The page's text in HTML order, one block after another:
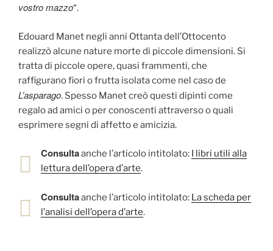
vostro mazzo“.
Edouard Manet negli anni Ottanta dell’Ottocento
realizzò alcune nature morte di piccole dimensioni. Si
tratta di piccole opere, quasi frammenti, che
raffigurano fiori o frutta isolata come nel caso de
L’asparago. Spesso Manet creò questi dipinti come
regalo ad amici o per conoscenti attraverso o quali
esprimere segni di affetto e amicizia.
Consultaanche l’articolo intitolato:
I libri utili alla
lettura dell’opera d’arte.
Consultaanche l’articolo intitolato: La scheda per
l’analisi dell’opera d’arte.